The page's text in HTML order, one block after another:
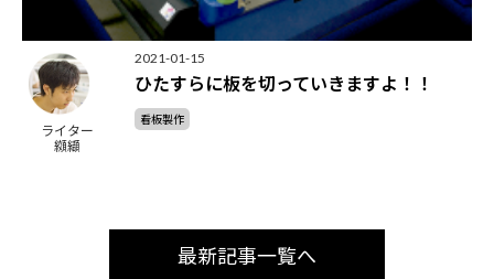
ライター
纐纈
2021-01-15
ひたすらに板を切っていきますよ！！
看板製作
最新記事一覧へ